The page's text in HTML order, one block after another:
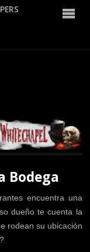
Bodega
encuentra una
dueño te cuenta la
rodean su ubicación